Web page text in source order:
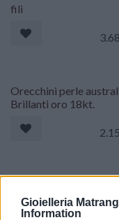
Gioielleria
Information
fili
Orecchini perle
Brillanti oro 18kt.
Brillanti 0,84ct. G-VS,
18kt, peso totale 8,5gr